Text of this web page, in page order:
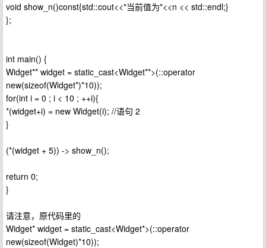
void show_n()const{std::cout<<"当前值为"<<n << std::endl;}
};
int main() {
Widget** widget = static_cast<Widget**>(::operator
new(sizeof(Widget*)*10));
for(int i = 0 ; i < 10 ; ++i){
*(widget+i) = new Widget(i); //语句 2
}
(*(widget + 5)) -> show_n();
return 0;
}
请注意，原代码里的
Widget* widget = static_cast<Widget*>(::operator
new(sizeof(Widget)*10));